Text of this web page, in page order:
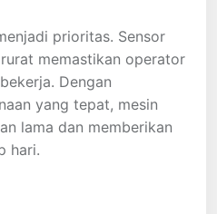
prioritas. Sensor
memastikan operator
Dengan
yang tepat, mesin
lama dan memberikan
hari.